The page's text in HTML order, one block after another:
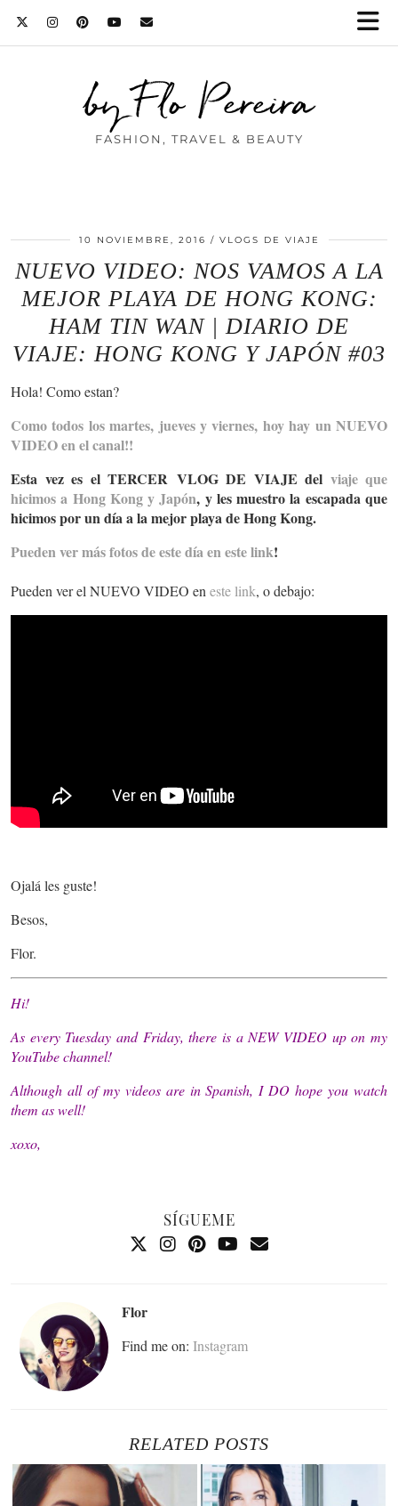
by Flo Pereira
FASHION, TRAVEL & BEAUTY
10 NOVIEMBRE, 2016 VLOGS DE VIAJE
NUEVO VIDEO: NOS VAMOS A LA
MEJOR PLAYA DE HONG KONG:
HAM TIN WAN | DIARIO DE
VIAJE: HONG KONG Y JAPÓN #03
Hola! Como estan?
Como todos los martes, jueves y viernes, hoy hay un NUEVO
VIDEO en el canal!!
Esta vez es el TERCER VLOG DE VIAJE del viaje que
hicimos a Hong Kong y Japón, y les muestro la escapada que
hicimos por un día a la mejor playa de Hong Kong.
Pueden ver más fotos de este día en este link!
Pueden ver el NUEVO VIDEO en este link, o debajo:
Ojalá les guste!
Besos,
Flor.
Hi!
As every Tuesday and Friday, there is a NEW VIDEO up on my
YouTube channel!
Although all of my videos are in Spanish, I DO hope you watch
them as well!
xoxo,
SÍGUEME
Flor
Find me on: Instagram
RELATED POSTS